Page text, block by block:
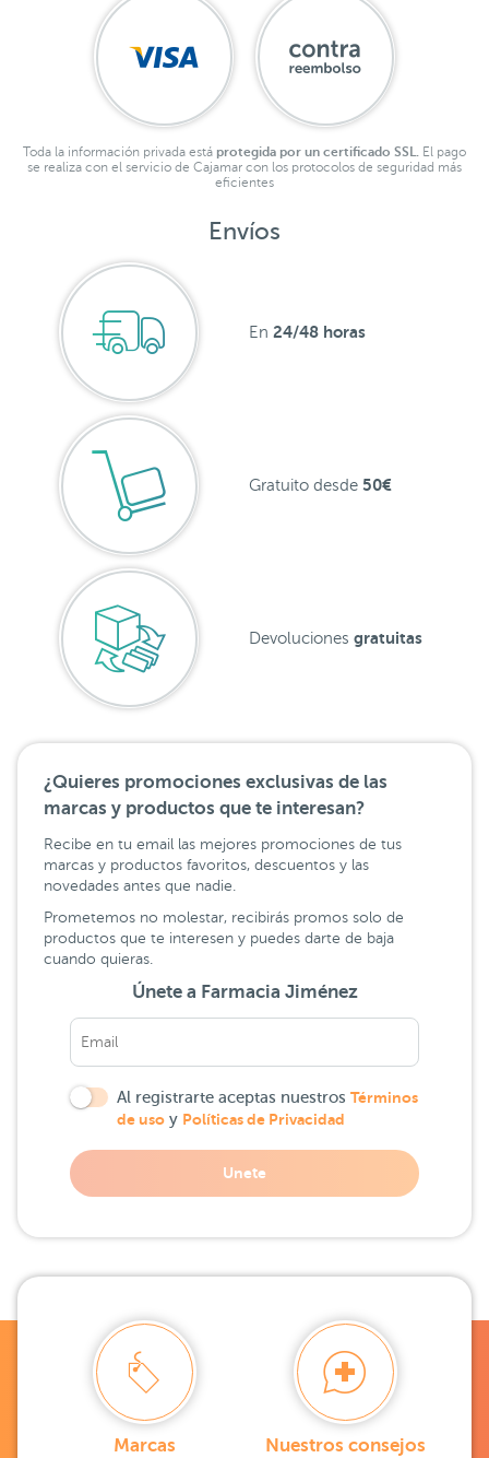
Toda la información privada está protegida por un certificado SSL. El pago
se realiza con el servicio de Cajamar con los protocolos de seguridad más
eficientes
Envíos
En 24/48 horas
Gratuito desde 50€
Devoluciones gratuitas
¿Quieres promociones exclusivas de las
marcas y productos que te interesan?
Recibe en tu email las mejores promociones de tus
marcas y productos favoritos, descuentos y las
novedades antes que nadie.
Prometemos no molestar, recibirás promos solo de
productos que te interesen y puedes darte de baja
cuando quieras.
Únete a Farmacia Jiménez
Al registrarte aceptas nuestros Términos
de uso y Políticas de Privacidad
Unete
Marcas Nuestros consejos